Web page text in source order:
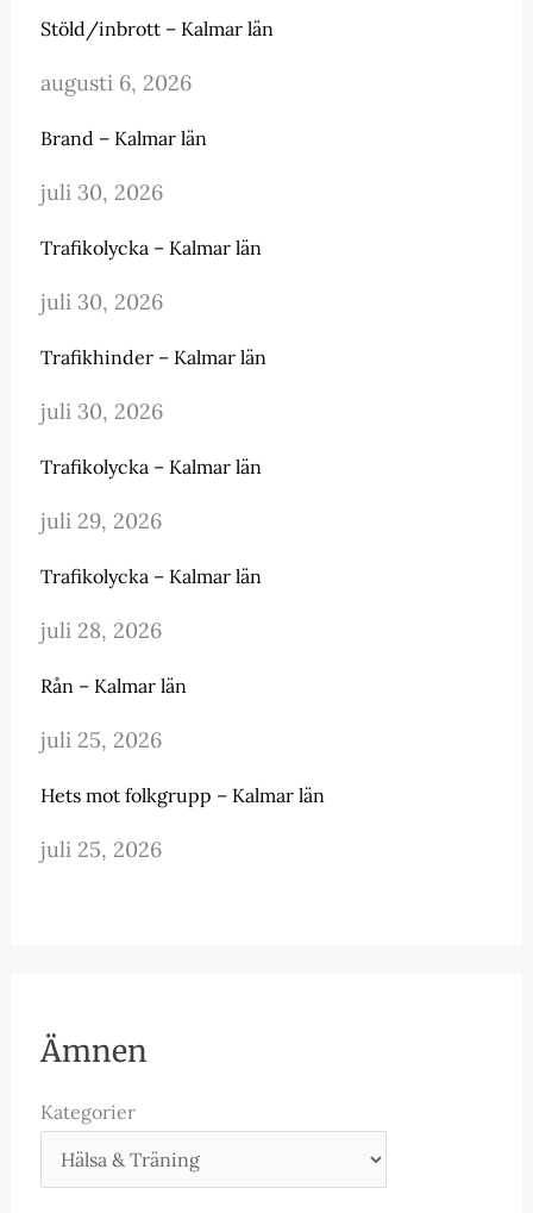
Stöld/inbrott – Kalmar län
augusti 6, 2026
Brand – Kalmar län
juli 30, 2026
Trafikolycka – Kalmar län
juli 30, 2026
Trafikhinder – Kalmar län
juli 30, 2026
Trafikolycka – Kalmar län
juli 29, 2026
Trafikolycka – Kalmar län
juli 28, 2026
Rån – Kalmar län
juli 25, 2026
Hets mot folkgrupp – Kalmar län
juli 25, 2026
Ämnen
Kategorier